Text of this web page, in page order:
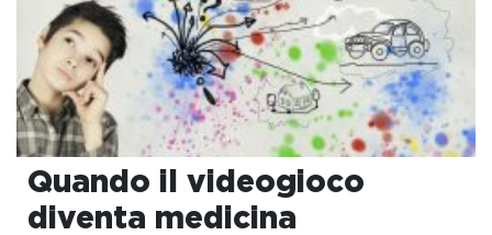
Quando il videogioco
diventa medicina